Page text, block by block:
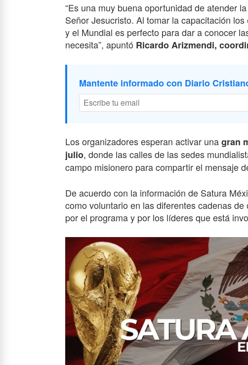
“Es una muy buena oportunidad de atender
Señor Jesucristo. Al tomar la capacitación
y el Mundial es perfecto para dar a conocer
necesita”, apuntó Ricardo Arizmendi,
Mantente informado con Diario
Los organizadores esperan activar unagran
julio, donde las calles de las sedes
campo misionero para compartir el mensaje
De acuerdo con la información de Satura
como voluntario en las diferentes cadenas
por el programa y por los líderes que está